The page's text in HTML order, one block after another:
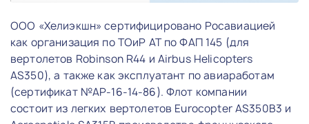
ООО «Хелиэкшн» сертифицировано Росавиацией
как организация по ТОиР АТ по ФАП 145 (для
вертолетов Robinson R44 и Airbus Helicopters
AS350), а также как эксплуатант по авиаработам
(сертификат №АР-16-14-86). Флот компании
состоит из легких вертолетов Eurocopter AS350B3 и